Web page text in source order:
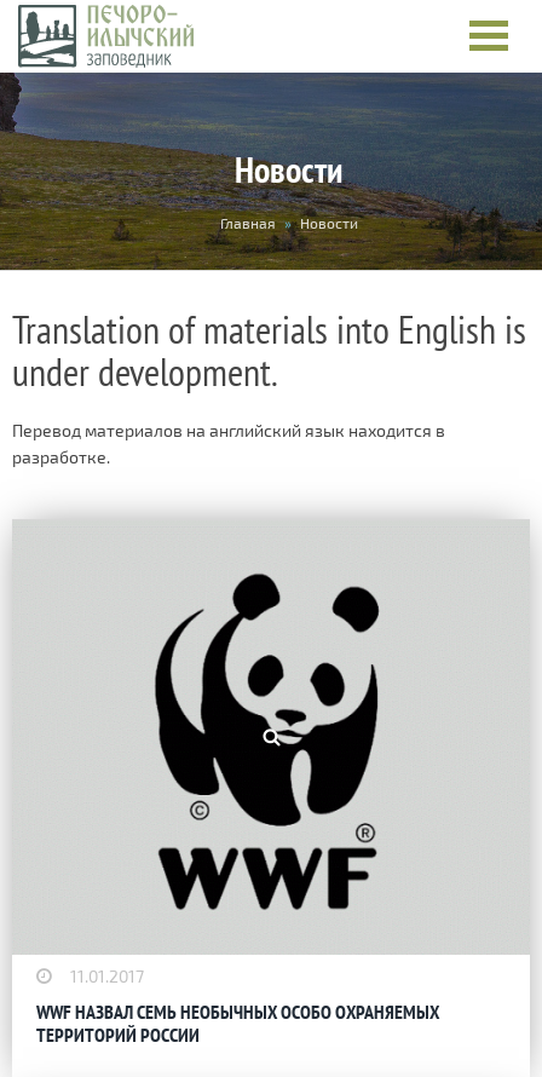
Новости
You
are
here
Главная » Новости
Translation of materials into English is
under development.
Перевод материалов на английский язык находится в
разработке.
11.01.2017
WWF НАЗВАЛ СЕМЬ НЕОБЫЧНЫХ ОСОБО ОХРАНЯЕМЫХ
ТЕРРИТОРИЙ РОССИИ